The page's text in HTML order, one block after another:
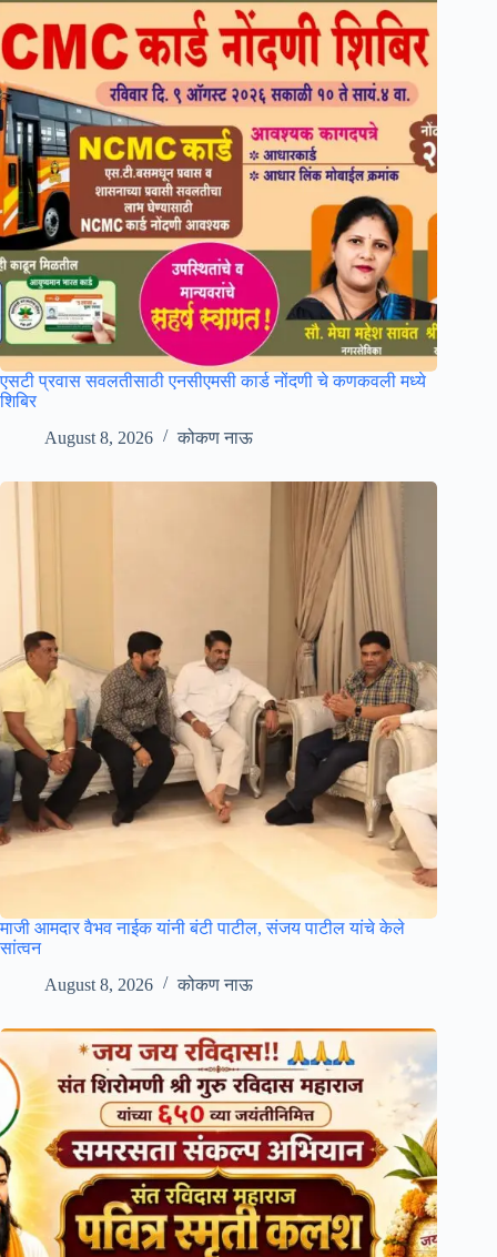
एसटी प्रवास सवलतीसाठी एनसीएमसी कार्ड नोंदणी चे कणकवली मध्ये
शिबिर
August 8, 2026
कोकण नाऊ
माजी आमदार वैभव नाईक यांनी बंटी पाटील, संजय पाटील यांचे केले
सांत्वन
August 8, 2026
कोकण नाऊ